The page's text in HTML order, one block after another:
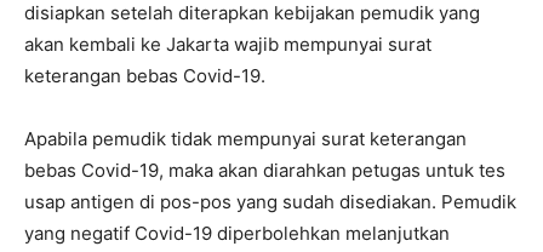
disiapkan setelah diterapkan kebijakan pemudik yang
akan kembali ke Jakarta wajib mempunyai surat
keterangan bebas Covid-19.
Apabila pemudik tidak mempunyai surat keterangan
bebas Covid-19, maka akan diarahkan petugas untuk tes
usap antigen di pos-pos yang sudah disediakan. Pemudik
yang negatif Covid-19 diperbolehkan melanjutkan